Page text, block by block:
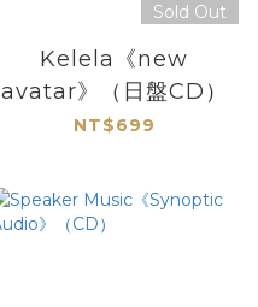
Sold Out
Kelela《new
avatar》（日盤CD）
NT$699